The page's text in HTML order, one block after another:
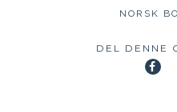
DEL DENNE